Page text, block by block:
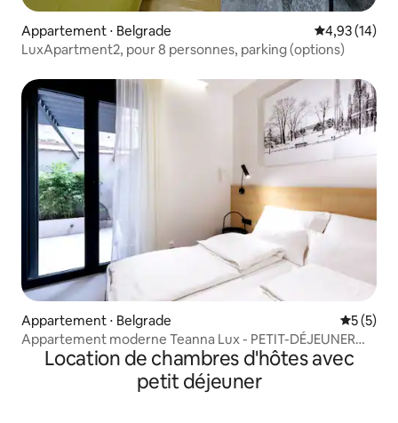
Appartement ⋅ Belgrade Évaluation
4,93 (14)
LuxApartment2, pour 8 personnes, parking (options)
Appartement ⋅ Belgrade
5 (5)
Appartement moderne Teanna Lux - PETIT-DÉJEUNER
INCLUS
Location de chambres d'hôtes avec
petit déjeuner